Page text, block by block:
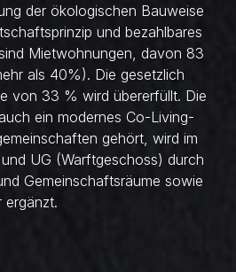
der ökologischen Bauweise
und bezahlbares
Mietwohnungen, davon 83
als 40%). Die gesetzlich
von 33 % wird übererfüllt. Die
ein modernes Co-Living-
gehört, wird im
UG (Warftgeschoss) durch
Gemeinschaftsräume sowie
ergänzt.